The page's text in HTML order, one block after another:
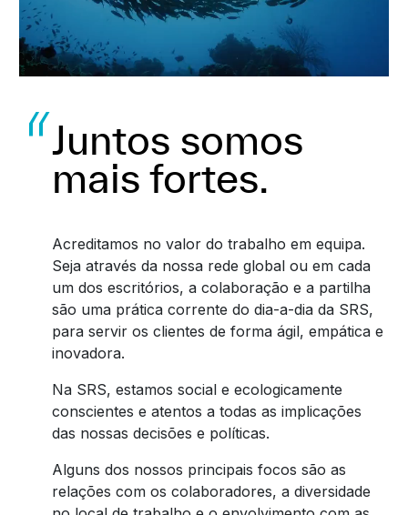
Juntos somos
mais fortes.
Acreditamos no valor do trabalho em equipa.
Seja através da nossa rede global ou em cada
um dos escritórios, a colaboração e a partilha
são uma prática corrente do dia-a-dia da SRS,
para servir os clientes de forma ágil, empática e
inovadora.
Na SRS, estamos social e ecologicamente
conscientes e atentos a todas as implicações
das nossas decisões e políticas.
Alguns dos nossos principais focos são as
relações com os colaboradores, a diversidade